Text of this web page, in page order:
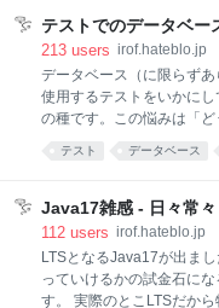
しいバージョンのを入れ
ンク切れになって地味に面
~/.sdkman/candidates/
jdk とか言う名前で追加し
部消さないと消えない。
SDKMAN
テストでのデータベー
213 users irof.hateblo.jp
データベース（に限らず
使用するテストをいかに
の種です。この悩みは「
使用するテストを行える
んとかやってるけど、不
のですが、その優劣は条
くらい、条件に依存します
件なら最適」と言えてし
トで「こうするのがベス
前提 xUnit Test Patterns
テスト データベース
Java17雑感 - 日々常々
112 users irof.hateblo.jp
LTSとなるJava17が出ま
っていけるかの試金石に
す。 実際のとこLTSだか